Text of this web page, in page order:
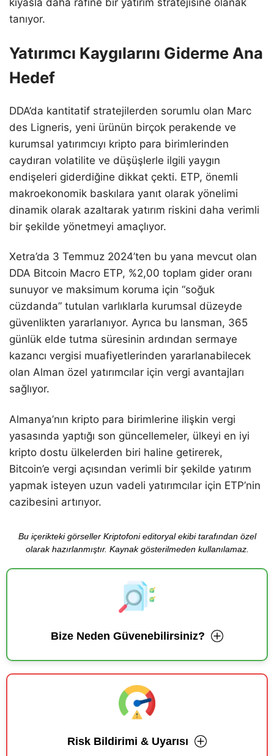
kıyasla daha rafine bir yatırım stratejisine olanak
tanıyor.
Yatırımcı Kaygılarını Giderme Ana
Hedef
DDA’da kantitatif stratejilerden sorumlu olan Marc
des Ligneris, yeni ürünün birçok perakende ve
kurumsal yatırımcıyı kripto para birimlerinden
caydıran volatilite ve düşüşlerle ilgili yaygın
endişeleri giderdiğine dikkat çekti. ETP, önemli
makroekonomik baskılara yanıt olarak yönelimi
dinamik olarak azaltarak yatırım riskini daha verimli
bir şekilde yönetmeyi amaçlıyor.
Xetra’da 3 Temmuz 2024’ten bu yana mevcut olan
DDA Bitcoin Macro ETP, %2,00 toplam gider oranı
sunuyor ve maksimum koruma için “soğuk
cüzdanda” tutulan varlıklarla kurumsal düzeyde
güvenlikten yararlanıyor. Ayrıca bu lansman, 365
günlük elde tutma süresinin ardından sermaye
kazancı vergisi muafiyetlerinden yararlanabilecek
olan Alman özel yatırımcılar için vergi avantajları
sağlıyor.
Almanya’nın kripto para birimlerine ilişkin vergi
yasasında yaptığı son güncellemeler, ülkeyi en iyi
kripto dostu ülkelerden biri haline getirerek,
Bitcoin’e vergi açısından verimli bir şekilde yatırım
yapmak isteyen uzun vadeli yatırımcılar için ETP’nin
cazibesini artırıyor.
Bu içerikteki görseller Kriptofoni editoryal ekibi tarafından özel
olarak hazırlanmıştır. Kaynak gösterilmeden kullanılamaz.
Bize Neden Güvenebilirsiniz?
Risk Bildirimi & Uyarısı